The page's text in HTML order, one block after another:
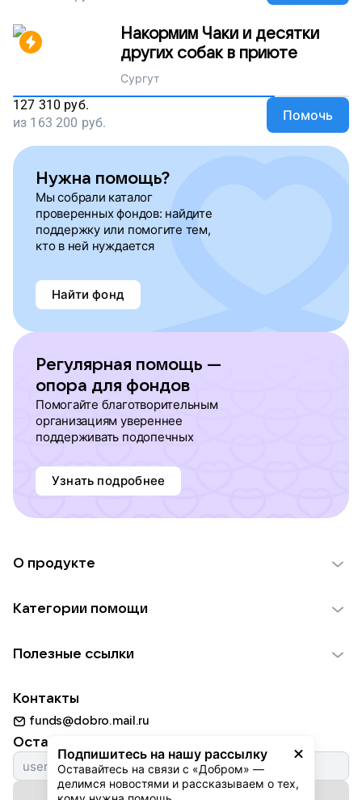
Накормим Чаки и десятки
других собак в приюте
Сургут
127 310 руб.
из 163 200 руб. Помочь
Нужна помощь?
Мы собрали каталог
проверенных фондов: найдите
поддержку или помогите тем,
кто в ней нуждается
Найти фонд
Регулярная помощь —
опора для фондов
Помогайте благотворительным
организациям увереннее
поддерживать подопечных
Узнать подробнее
Подпишитесь на нашу рассылку
Оставайтесь на связи с «Добром» —
делимся новостями и рассказываем о тех,
О продукте
Использование материалов
Для НКО
Партнерам
Категории помощи
Пожилым
Животным
Природе
Культуре
Фондам
Полезные ссылки
Добрый день
Истории
Автоплатежи
Контакты
funds@dobro.mail.ru
Оставайтесь с нами
Подписаться на рассылку